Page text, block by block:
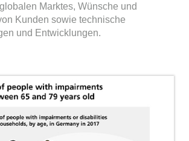
Marktes, Wünsche und
Kunden sowie technische
und Entwicklungen.